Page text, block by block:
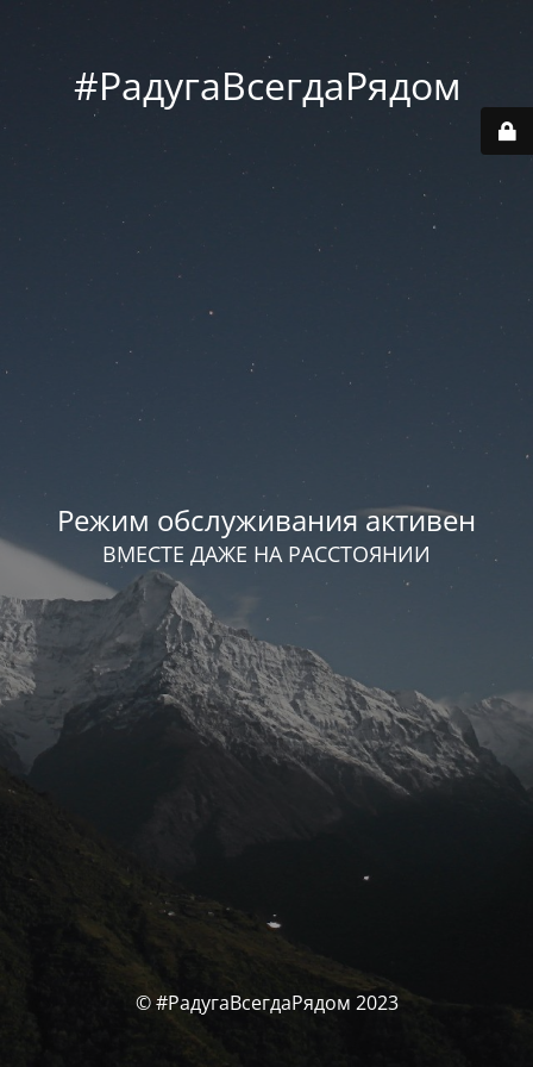
#РадугаВсегдаРядом
Режим обслуживания активен
ВМЕСТЕ ДАЖЕ НА РАССТОЯНИИ
© #РадугаВсегдаРядом 2023